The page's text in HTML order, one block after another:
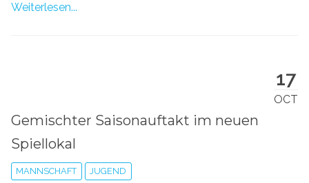
Weiterlesen...
17
OCT
Gemischter Saisonauftakt im neuen
Spiellokal
MANNSCHAFT JUGEND